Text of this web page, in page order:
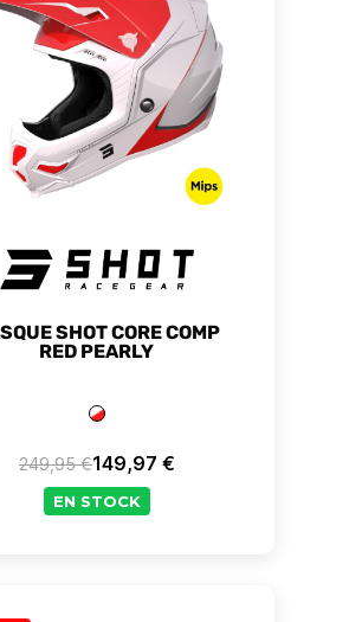
SHOT CORE COMP
RED PEARLY
Prix de base
249,95 € Prix
149,97 €
EN STOCK